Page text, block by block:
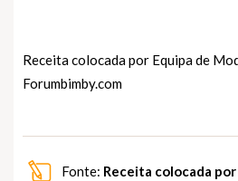
Receita colocada por Equipa de
Forumbimby.com
Fonte: Receita colocada